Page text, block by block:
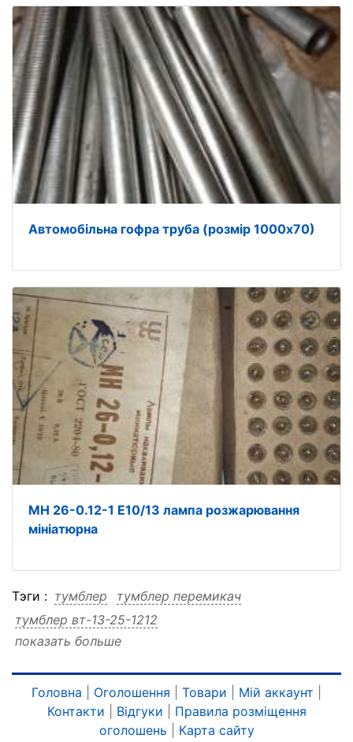
Автомобільна гофра труба (розмір 1000х70)
МН 26-0.12-1 Е10/13 лампа розжарювання
мініатюрна
Тэги : тумблер
тумблер перемикач
тумблер вт-13-25-1212
тумблер вт-13-25-1212 перемикач
перемикач вт-13-25-1212 тумблер
вт-13-25-1212
вт-13-25-1212 тумблер
вт-13-25-1212 перемикач
показать больше
Головна Оголошення Товари Мій аккаунт
Контакти
Відгуки
Правила розміщення
оголошень
Карта сайту